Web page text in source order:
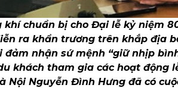
khí chuẩn bị cho Đại lễ kỷ niệm
ra khẩn trương trên khắp địa
đảm nhận sứ mệnh “giữ nhịp
khách tham gia các hoạt động
Nội Nguyễn Đình Hưng đã có